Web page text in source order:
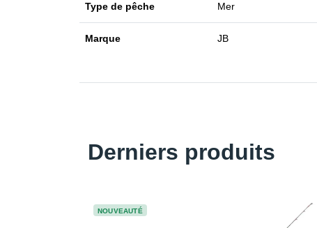
Type de pêche Mer
Marque JB
Derniers produits
NOUVEAUTÉ